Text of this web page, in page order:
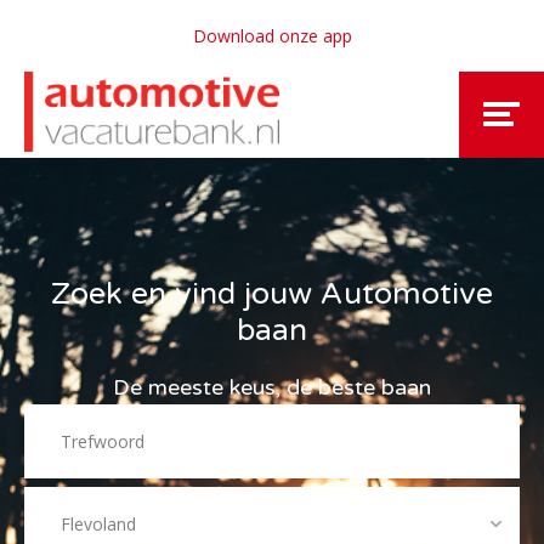
Download onze app
Zoek en vind jouw Automotive
baan
De meeste keus, de beste baan